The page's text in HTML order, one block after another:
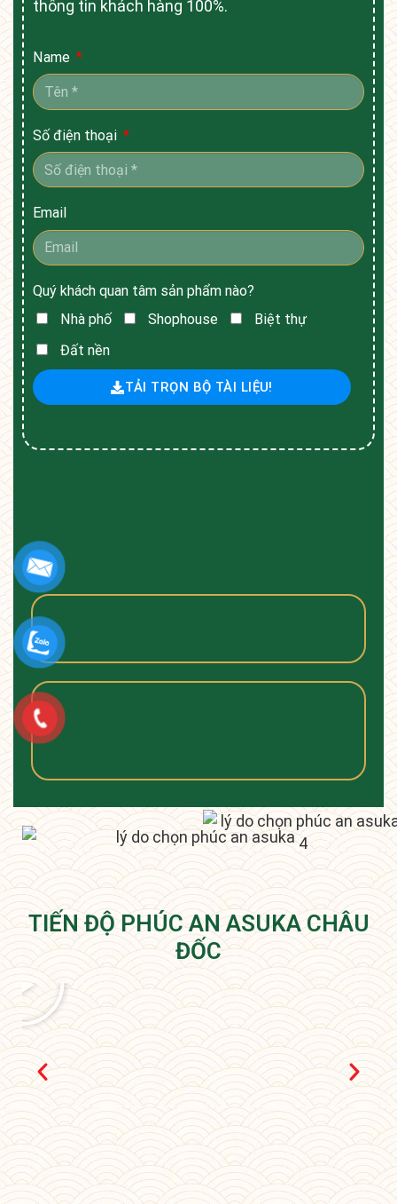
thông tin khách hàng 100%.
Name
Số điện thoại
Email
Quý khách quan tâm sản phẩm nào?
Nhà phố
Shophouse
Biệt thự
Đất nền
TẢI TRỌN BỘ TÀI LIỆU!
Đánh giá của cư dân Asuka
TIẾN ĐỘ PHÚC AN ASUKA CHÂU
ĐỐC